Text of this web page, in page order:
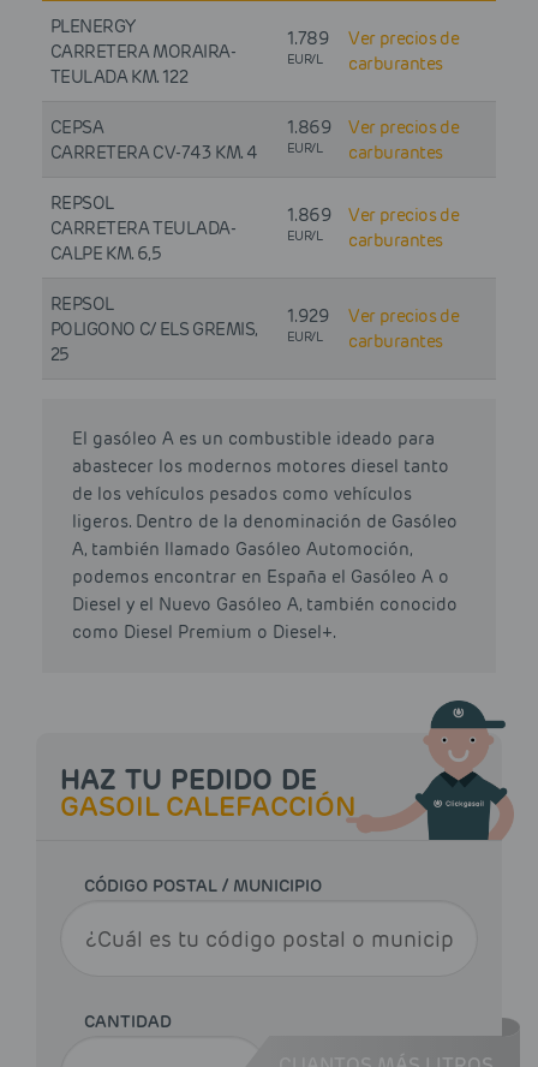
PLENERGY
CARRETERA MORAIRA-
TEULADA KM. 122
1.789
EUR/L
Ver precios de
carburantes
CEPSA
CARRETERA CV-743 KM. 4
1.869
EUR/L
Ver precios de
carburantes
REPSOL
CARRETERA TEULADA-
CALPE KM. 6,5
1.869
EUR/L
Ver precios de
carburantes
REPSOL
POLIGONO C/ ELS GREMIS,
25
1.929
EUR/L
Ver precios de
carburantes
El gasóleo A es un combustible ideado para
abastecer los modernos motores diesel tanto
de los vehículos pesados como vehículos
ligeros. Dentro de la denominación de Gasóleo
A, también llamado Gasóleo Automoción,
podemos encontrar en España el Gasóleo A o
Diesel y el Nuevo Gasóleo A, también conocido
como Diesel Premium o Diesel+.
HAZ TU PEDIDO DE
GASOIL CALEFACCIÓN
CÓDIGO POSTAL / MUNICIPIO
CANTIDAD